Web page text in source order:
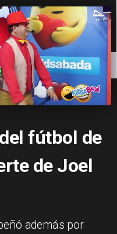
DEPORTES
fútbol de
de Joel
además por